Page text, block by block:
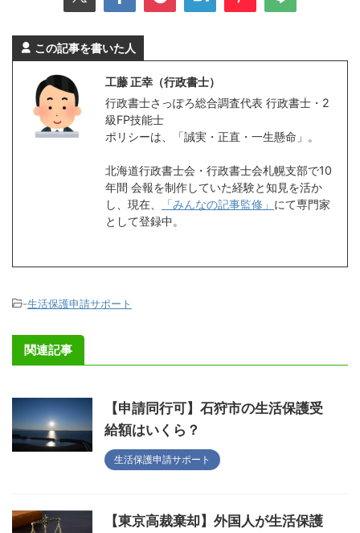
この記事を書いた人
工藤 正幸（行政書士）
行政書士さっぽろ総合調査代表 行政書士・2
級FP技能士
ポリシーは、「誠実・正直・一生懸命」。
北海道行政書士会・行政書士会札幌支部で10
年間 会報を制作していた経験と知見を活か
し、現在、
「みんなの記事監修」 にて専門家
として登録中。
-生活保護申請サポート
関連記事
【申請同行可】石狩市の生活保護受
給額はいくら？
生活保護申請サポート
【東京高裁棄却】外国人が生活保護